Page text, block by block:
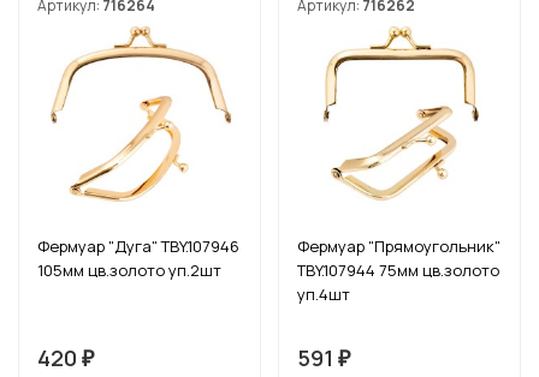
Артикул: 716264
Фермуар "Дуга" TBY.107946
105мм цв.золото уп.2шт
420 ₽
Артикул: 716262
Фермуар "Прямоугольник"
TBY.107944 75мм цв.золото
уп.4шт
591 ₽